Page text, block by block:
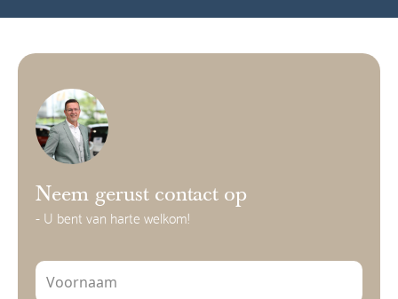
Neem gerust contact op
- U bent van harte welkom!